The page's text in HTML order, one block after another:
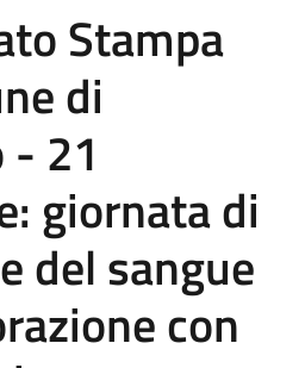
Stampa
di
- 21
giornata di
del sangue
con